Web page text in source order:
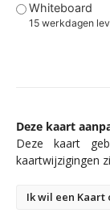
Whiteboard
15 werkdagen
Deze kaart
Deze kaart
kaartwijzigingen
Ik wil een Kaart